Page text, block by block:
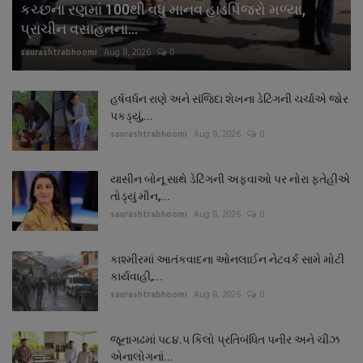
કચ્છના રણમાં 100થી વધુ માનવ હાડપિંજરો મળ્યા,
પ્રાચીન વસાહતના...
saurashtrabhoomi Aug 8, 2026 0
હર્ષવર્ધન રાણે અને સંજિદા શેખના ડેટિંગની ચર્ચાએ જોર
પકડ્યું,...
saurashtrabhoomi Aug 8, 2026 0
યાસીન બોનૂ સાથે ડેટિંગની અફવાઓ પર નોરા ફતેહીએ
તોડ્યું મૌન,...
saurashtrabhoomi Aug 8, 2026 0
કાશ્મીરમાં આતંકવાદના ઓનલાઈન નેટવર્ક સામે મોટી
કાર્યવાહી,...
saurashtrabhoomi Aug 8, 2026 0
જૂનાગઢમાં ૫૮૪.૫ કિલો પ્રતિબંધિત પનીર અને ચીઝ
એનાલોગનાં...